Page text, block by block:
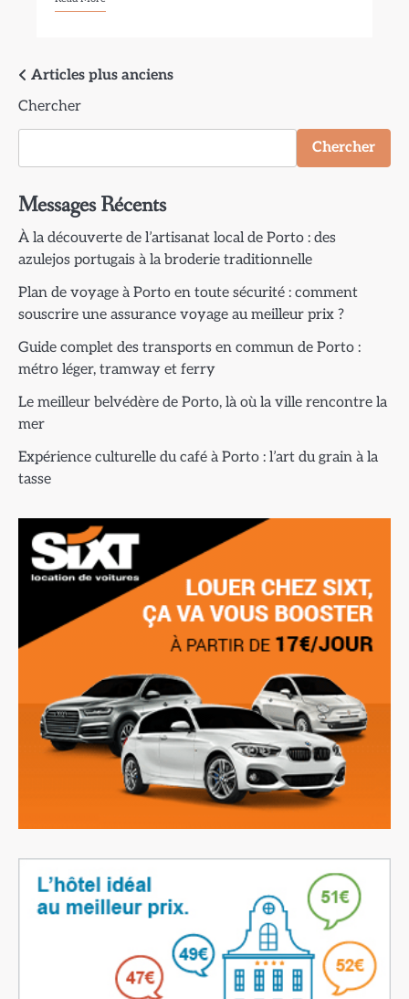
Navigation
des
Articles plus anciens
Chercher
Chercher
Messages Récents
À la découverte de l’artisanat local de Porto : des
azulejos portugais à la broderie traditionnelle
Plan de voyage à Porto en toute sécurité : comment
souscrire une assurance voyage au meilleur prix ?
Guide complet des transports en commun de Porto :
métro léger, tramway et ferry
Le meilleur belvédère de Porto, là où la ville rencontre la
mer
Expérience culturelle du café à Porto : l’art du grain à la
tasse